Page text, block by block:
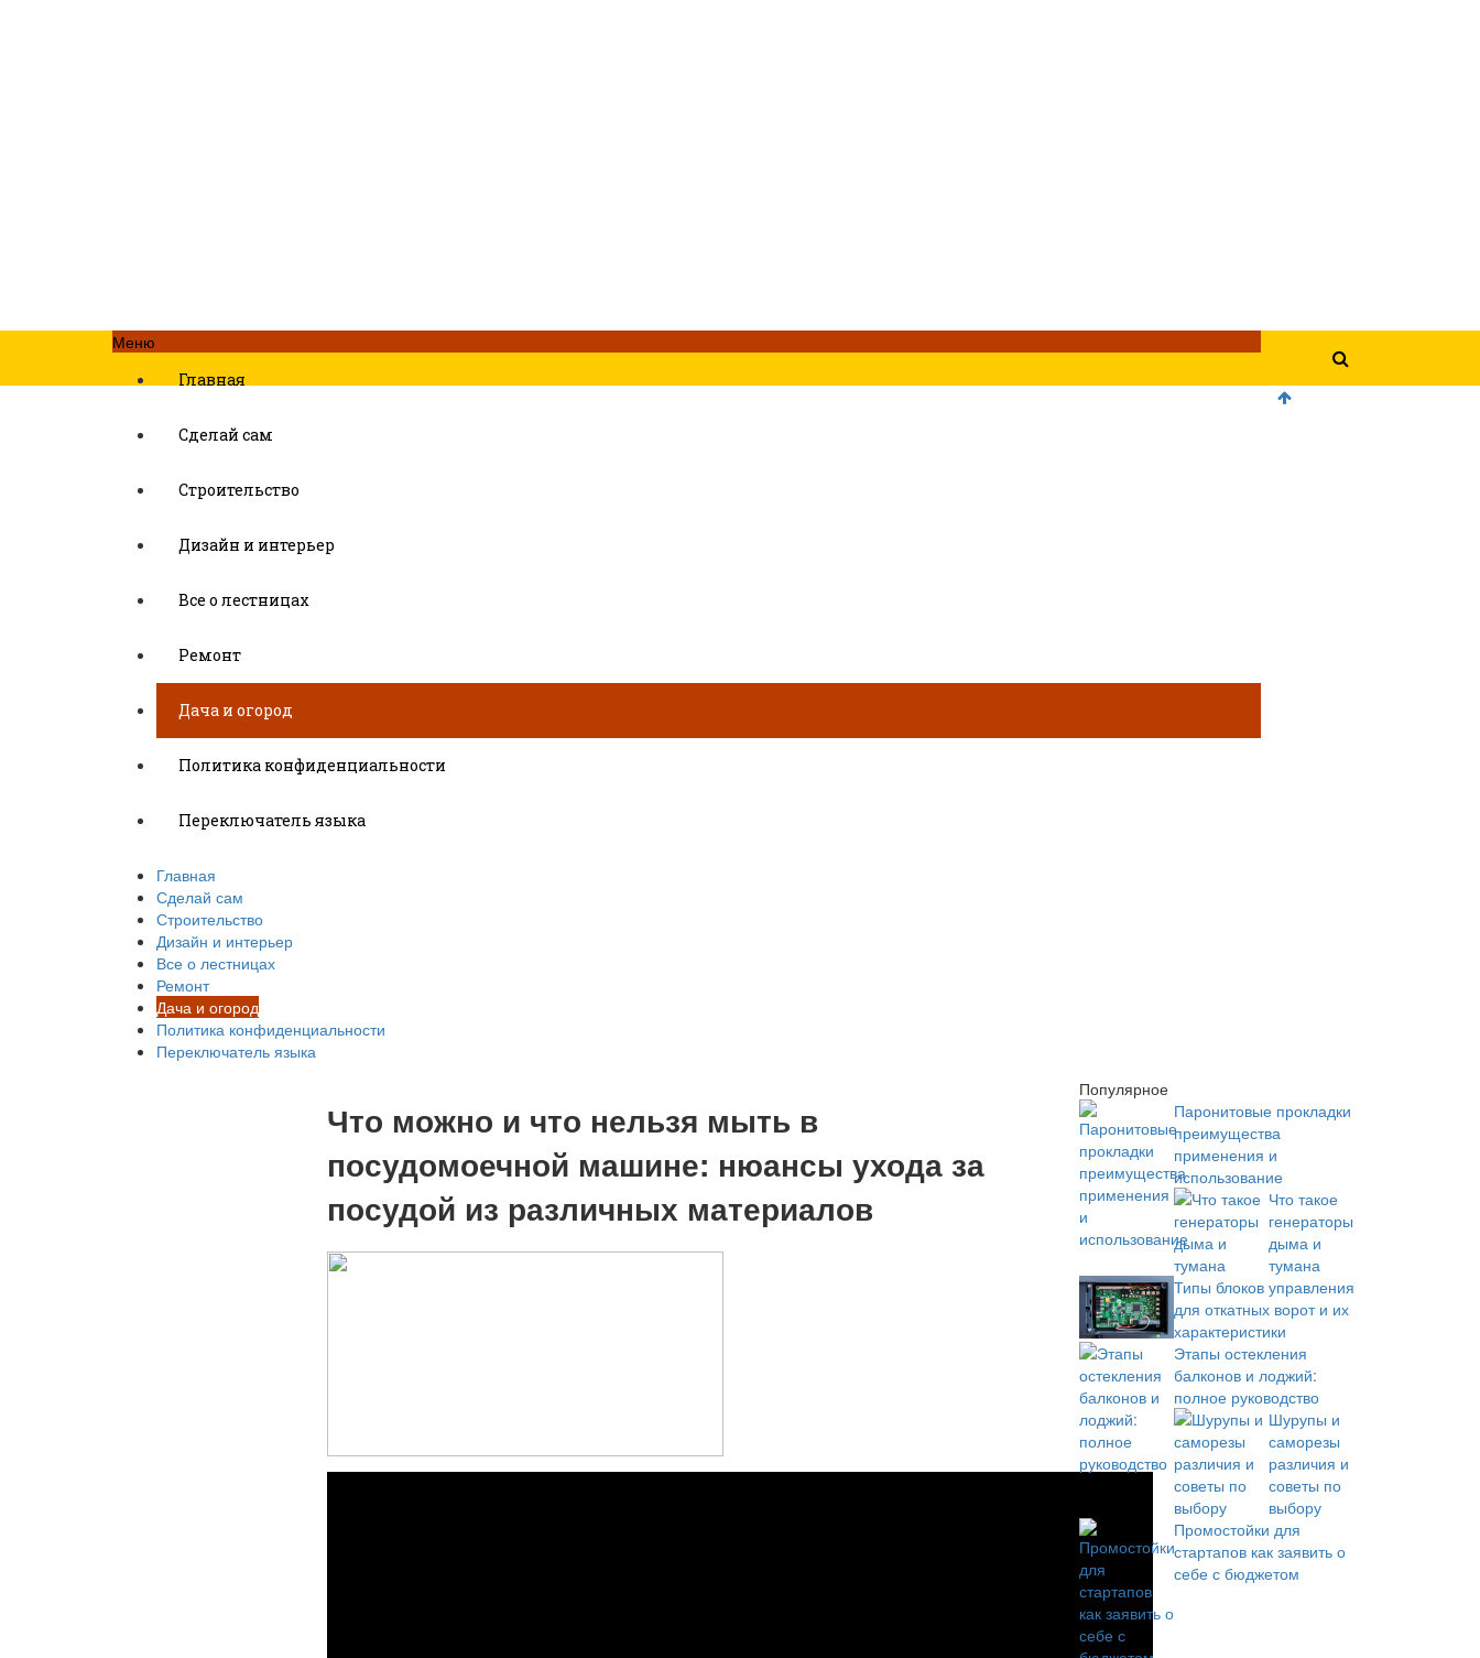
Меню
Главная
Сделай сам
Строительство
Дизайн и интерьер
Все о лестницах
Ремонт
Дача и огород
Политика конфиденциальности
Переключатель языка
Главная
Сделай сам
Строительство
Дизайн и интерьер
Все о лестницах
Ремонт
Дача и огород
Политика конфиденциальности
Переключатель языка
Что можно и что нельзя мыть в
посудомоечной машине: нюансы ухода за
посудой из различных материалов
Популярное
Паронитовые прокладки
преимущества
применения и
использование
Что такое
генераторы
дыма и
тумана
Типы блоков управления
для откатных ворот и их
характеристики
Этапы остекления
балконов и лоджий:
полное руководство
Шурупы и
саморезы
различия и
советы по
выбору
Промостойки для
стартапов как заявить о
себе с бюджетом